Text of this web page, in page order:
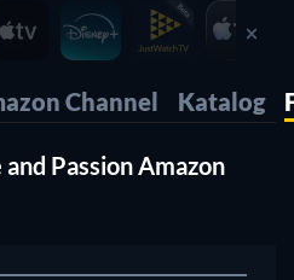
verfügbaren Filme auf
Channel Katalog
Passion Amazon